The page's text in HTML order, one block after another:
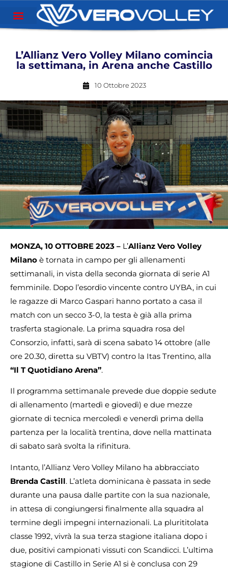
L’Allianz Vero Volley Milano comincia
la settimana, in Arena anche Castillo
10 Ottobre 2023
MONZA, 10 OTTOBRE 2023 – L’Allianz Vero Volley
Milano è tornata in campo per gli allenamenti
settimanali, in vista della seconda giornata di serie A1
femminile. Dopo l’esordio vincente contro UYBA, in cui
le ragazze di Marco Gaspari hanno portato a casa il
match con un secco 3-0, la testa è già alla prima
trasferta stagionale. La prima squadra rosa del
Consorzio, infatti, sarà di scena sabato 14 ottobre (alle
ore 20.30, diretta su VBTV) contro la Itas Trentino, alla
“Il T Quotidiano Arena”.
Il programma settimanale prevede due doppie sedute
di allenamento (martedì e giovedì) e due mezze
giornate di tecnica mercoledì e venerdì prima della
partenza per la località trentina, dove nella mattinata
di sabato sarà svolta la rifinitura.
Intanto, l’Allianz Vero Volley Milano ha abbracciato
Brenda Castill. L’atleta dominicana è passata in sede
durante una pausa dalle partite con la sua nazionale,
in attesa di congiungersi finalmente alla squadra al
termine degli impegni internazionali. La plurititolata
classe 1992, vivrà la sua terza stagione italiana dopo i
due, positivi campionati vissuti con Scandicci. L’ultima
stagione di Castillo in Serie A1 si è conclusa con 29